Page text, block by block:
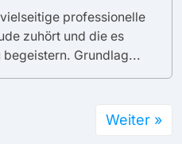
professionelle
zuhört und die es
Grundlag...
Weiter »